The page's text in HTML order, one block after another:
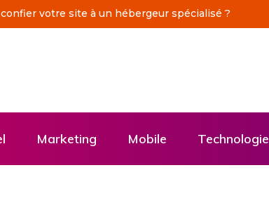
idées à l’écran grâce à une production vidéo
Marketing Mobile Technologie